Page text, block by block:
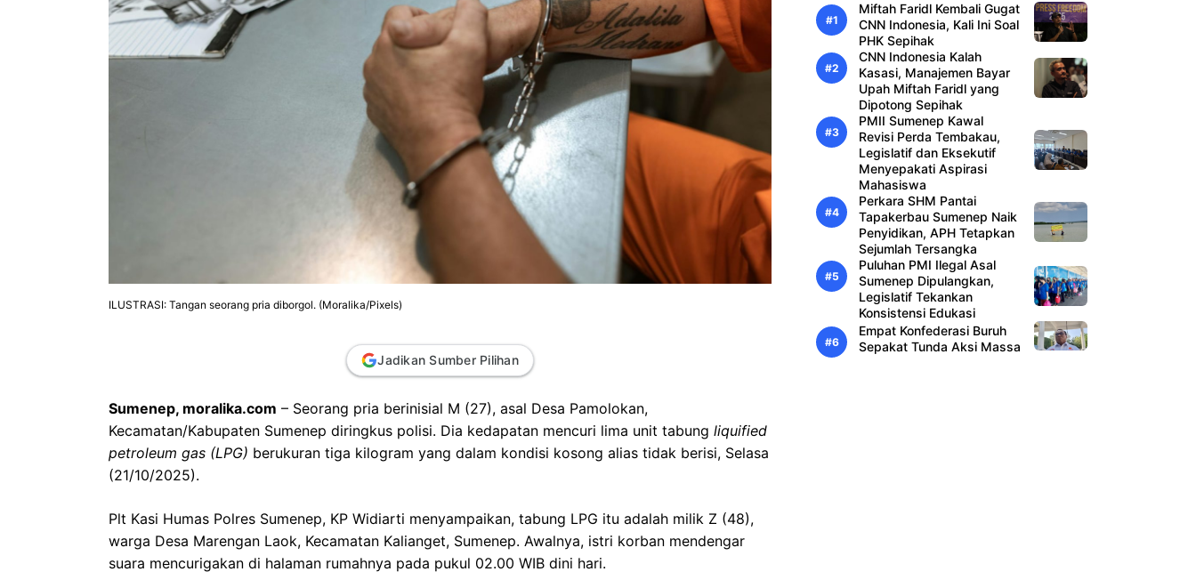
ILUSTRASI: Tangan seorang pria diborgol. (Moralika/Pixels)
Jadikan Sumber Pilihan
Sumenep, moralika.com – Seorang pria berinisial M (27), asal Desa Pamolokan,
Kecamatan/Kabupaten Sumenep diringkus polisi. Dia kedapatan mencuri lima unit tabung liquified
petroleum gas (LPG) berukuran tiga kilogram yang dalam kondisi kosong alias tidak berisi, Selasa
(21/10/2025).
Plt Kasi Humas Polres Sumenep, KP Widiarti menyampaikan, tabung LPG itu adalah milik Z (48),
warga Desa Marengan Laok, Kecamatan Kalianget, Sumenep. Awalnya, istri korban mendengar
suara mencurigakan di halaman rumahnya pada pukul 02.00 WIB dini hari.
Miftah Faridl Kembali Gugat
CNN Indonesia, Kali Ini Soal
PHK Sepihak
CNN Indonesia Kalah
Kasasi, Manajemen Bayar
Upah Miftah Faridl yang
Dipotong Sepihak
PMII Sumenep Kawal
Revisi Perda Tembakau,
Legislatif dan Eksekutif
Menyepakati Aspirasi
Mahasiswa
Perkara SHM Pantai
Tapakerbau Sumenep Naik
Penyidikan, APH Tetapkan
Sejumlah Tersangka
Puluhan PMI Ilegal Asal
Sumenep Dipulangkan,
Legislatif Tekankan
Konsistensi Edukasi
Empat Konfederasi Buruh
Sepakat Tunda Aksi Massa